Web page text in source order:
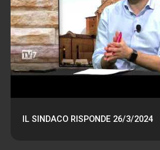
IL SINDACO RISPONDE 26/3/2024